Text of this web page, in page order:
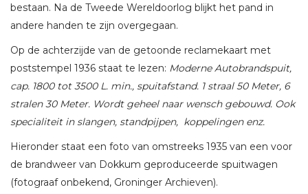
bestaan. Na de Tweede Wereldoorlog blijkt het pand in
andere handen te zijn overgegaan.
Op de achterzijde van de getoonde reclamekaart met
poststempel 1936 staat te lezen: Moderne Autobrandspuit,
cap. 1800 tot 3500 L. min., spuitafstand. 1 straal 50 Meter, 6
stralen 30 Meter. Wordt geheel naar wensch gebouwd. Ook
specialiteit in slangen, standpijpen, koppelingen enz.
Hieronder staat een foto van omstreeks 1935 van een voor
de brandweer van Dokkum geproduceerde spuitwagen
(fotograaf onbekend, Groninger Archieven).